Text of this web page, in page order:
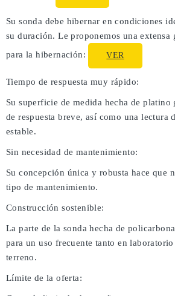
Su sonda debe hibernar en condiciones
su duración. Le proponemos una extensa
para la hibernación:
VER
Tiempo de respuesta muy rápido:
Su superficie de medida hecha de platino
de respuesta breve, así como una lectura
estable.
Sin necesidad de mantenimiento:
Su concepción única y robusta hace que
tipo de mantenimiento.
Construcción sostenible:
La parte de la sonda hecha de
para un uso frecuente tanto en
terreno.
Límite de la oferta: